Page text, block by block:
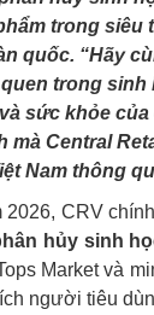
trong siêu
quốc. “Hãy
trong sinh
sức khỏe
mà Central
Nam thông
CRV
hủy sinh
Market và
người tiêu